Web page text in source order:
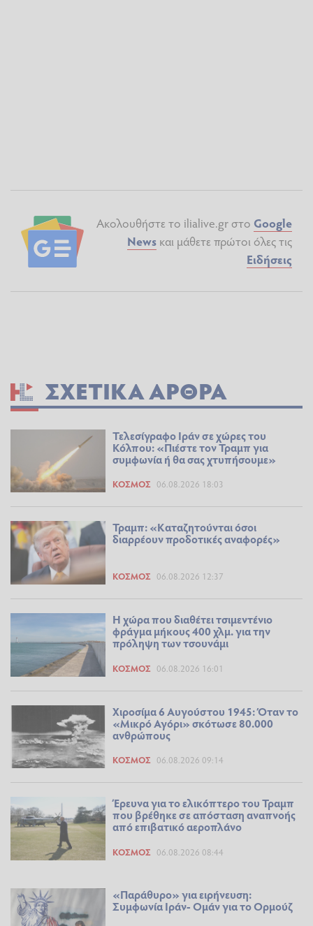
Ακολουθήστε το ilialive.gr στο Google
News και μάθετε πρώτοι όλες τις
Ειδήσεις
ΣΧΕΤΙΚΆ ΆΡΘΡΑ
Τελεσίγραφο Ιράν σε χώρες του
Κόλπου: «Πιέστε τον Τραμπ για
συμφωνία ή θα σας χτυπήσουμε»
ΚΌΣΜΟΣ 06.08.2026 18:03
Τραμπ: «Καταζητούνται όσοι
διαρρέουν προδοτικές αναφορές»
ΚΌΣΜΟΣ 06.08.2026 12:37
Η χώρα που διαθέτει τσιμεντένιο
φράγμα μήκους 400 χλμ. για την
πρόληψη των τσουνάμι
ΚΌΣΜΟΣ 06.08.2026 16:01
Χιροσίμα 6 Αυγούστου 1945: Όταν το
«Μικρό Αγόρι» σκότωσε 80.000
ανθρώπους
ΚΌΣΜΟΣ 06.08.2026 09:14
Έρευνα για το ελικόπτερο του Τραμπ
που βρέθηκε σε απόσταση αναπνοής
από επιβατικό αεροπλάνο
ΚΌΣΜΟΣ 06.08.2026 08:44
«Παράθυρο» για ειρήνευση:
Συμφωνία Ιράν- Ομάν για το Ορμούζ